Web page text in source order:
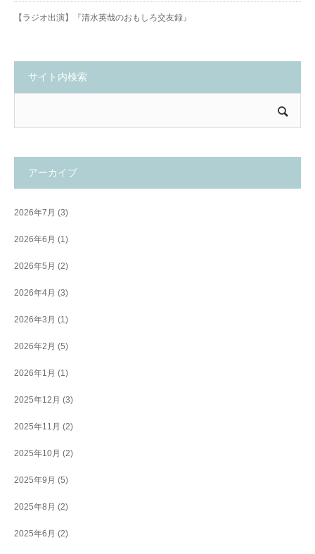
【ラジオ出演】『清水英哉のおもしろ交友録』
サイト内検索
アーカイブ
2026年7月 (3)
2026年6月 (1)
2026年5月 (2)
2026年4月 (3)
2026年3月 (1)
2026年2月 (5)
2026年1月 (1)
2025年12月 (3)
2025年11月 (2)
2025年10月 (2)
2025年9月 (5)
2025年8月 (2)
2025年6月 (2)